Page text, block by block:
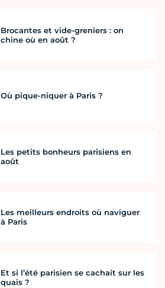
Brocantes et vide-greniers : on
chine où en août ?
Où pique-niquer à Paris ?
Les petits bonheurs parisiens en
août
Les meilleurs endroits où naviguer
à Paris
Et si l’été parisien se cachait sur les
quais ?